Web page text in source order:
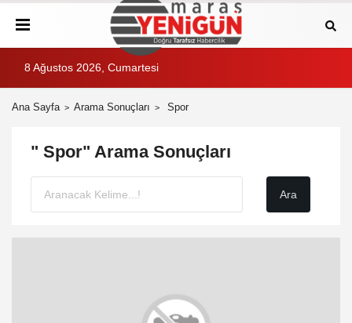
8 Ağustos 2026, Cumartesi
Ana Sayfa Arama Sonuçları Spor
" Spor" Arama Sonuçları